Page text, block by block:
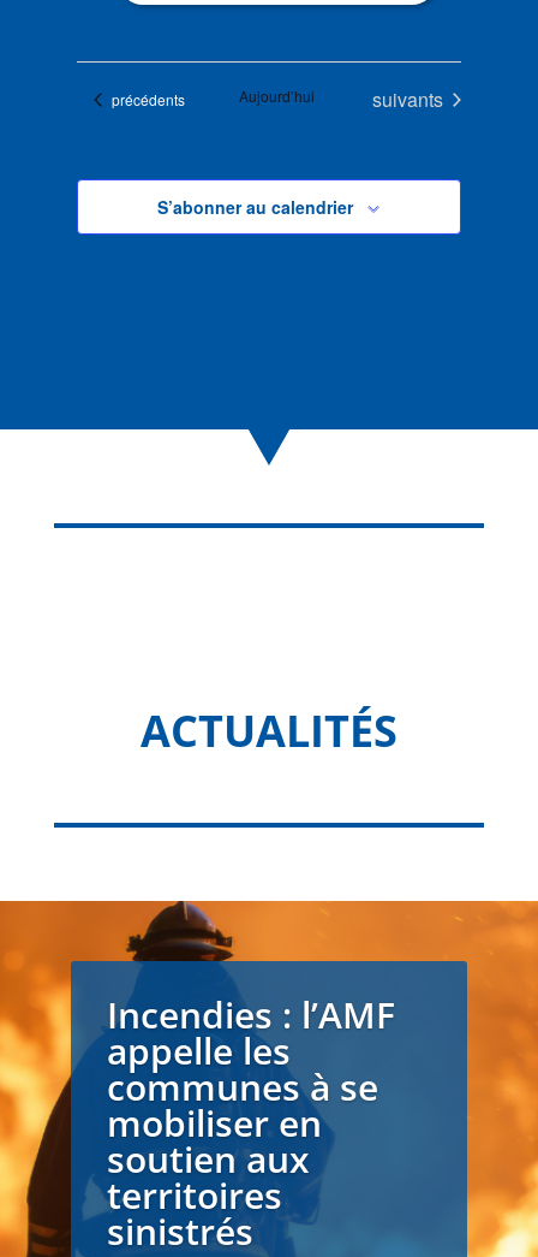
Évènements
précédents Aujourd’hui Évènements
suivants
S’abonner au calendrier
ACTUALITÉS
Incendies : l’AMF
appelle les
communes à se
mobiliser en
soutien aux
territoires
sinistrés